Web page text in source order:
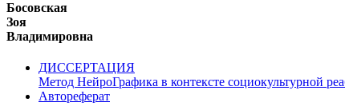
Босовская
Зоя
Владимировна
ДИССЕРТАЦИЯ
Метод НейроГрафика в контексте социокультурной
Автореферат